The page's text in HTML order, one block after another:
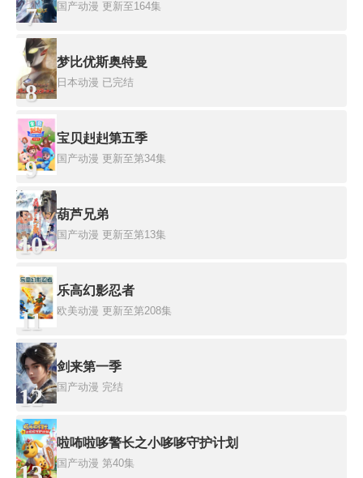
7 国产动漫 更新至164集
8
梦比优斯奥特曼
日本动漫 已完结
9
宝贝赳赳第五季
国产动漫 更新至第34集
10
葫芦兄弟
国产动漫 更新至第13集
11
乐高幻影忍者
欧美动漫 更新至第208集
12
剑来第一季
国产动漫 完结
啦咘啦哆警长之小哆哆守护计划
国产动漫 第40集